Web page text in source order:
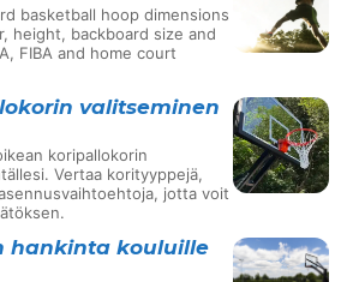
basketball hoop dimensions
height, backboard size and
FIBA and home court
valitseminen
koripallokorin
Vertaa korityyppejä,
jotta voit
hankinta kouluille